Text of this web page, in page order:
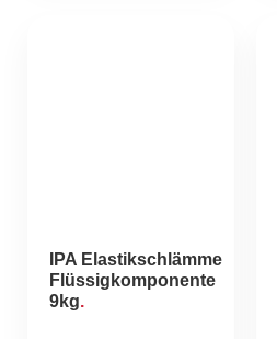
IPA Elastikschlämme
Flüssigkomponente
9kg